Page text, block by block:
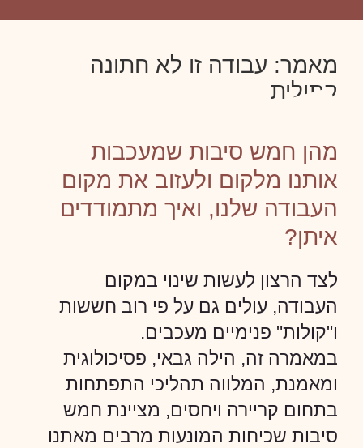
מאמר: עבודה זו לא חתונה
קתולית
מהן חמש סיבות שמעכבות
אותנו מלקום ולעזוב את מקום
העבודה שלנו, ואיך מתמודדים
איתן?
לצד הרצון לעשות שינוי במקום
העבודה, עולים גם על פי רוב חששות
ו"קולות" פנימיים מעכבים.
במאמרה זה, הילה גבאי, פסיכולוגית
ומאמנת, המלווה תהליכי התפתחות
בתחום קריירה ויחסים, מציינת חמש
סיבות שכיחות המונעות מרבים מאתנו